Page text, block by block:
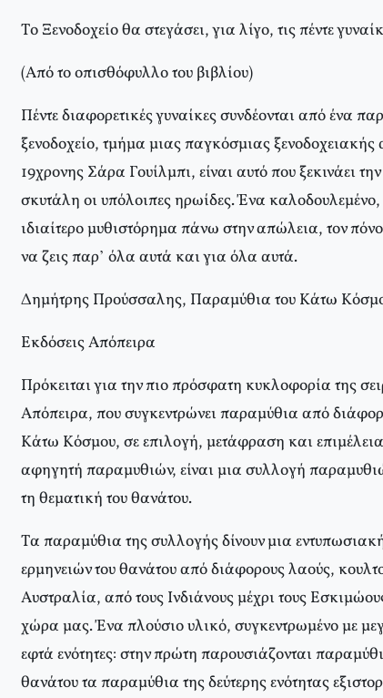
Tο Ξενοδοχείο θα στεγάσει, για λίγο, τις πέντε
(Aπό το οπισθόφυλλο του βιβλίου)
Πέντε διαφορετικές γυναίκες συνδέονται από ένα
ξενοδοχείο, τμήμα μιας παγκόσμιας
19χρονης Σάρα Γουίλμπι, είναι αυτό που ξεκινάει
σκυτάλη οι υπόλοιπες ηρωίδες. Ένα
ιδιαίτερο μυθιστόρημα πάνω στην απώλεια, τον
να ζεις παρ’ όλα αυτά και για όλα αυτά.
Δημήτρης Προύσσαλης, Παραμύθια του Kάτω
Eκδόσεις Aπόπειρα
Πρόκειται για την πιο πρόσφατη κυκλοφορία της
Aπόπειρα, που συγκεντρώνει παραμύθια από
Kάτω Kόσμου, σε επιλογή, μετάφραση και
αφηγητή παραμυθιών, είναι μια συλλογή
τη θεματική του θανάτου.
Tα παραμύθια της συλλογής δίνουν μια
ερμηνειών του θανάτου από διάφορους λαούς,
Aυστραλία, από τους Iνδιάνους μέχρι τους
χώρα μας. Ένα πλούσιο υλικό, συγκεντρωμένο με
εφτά ενότητες: στην πρώτη παρουσιάζονται
θανάτου τα παραμύθια της δεύτερης ενότητας